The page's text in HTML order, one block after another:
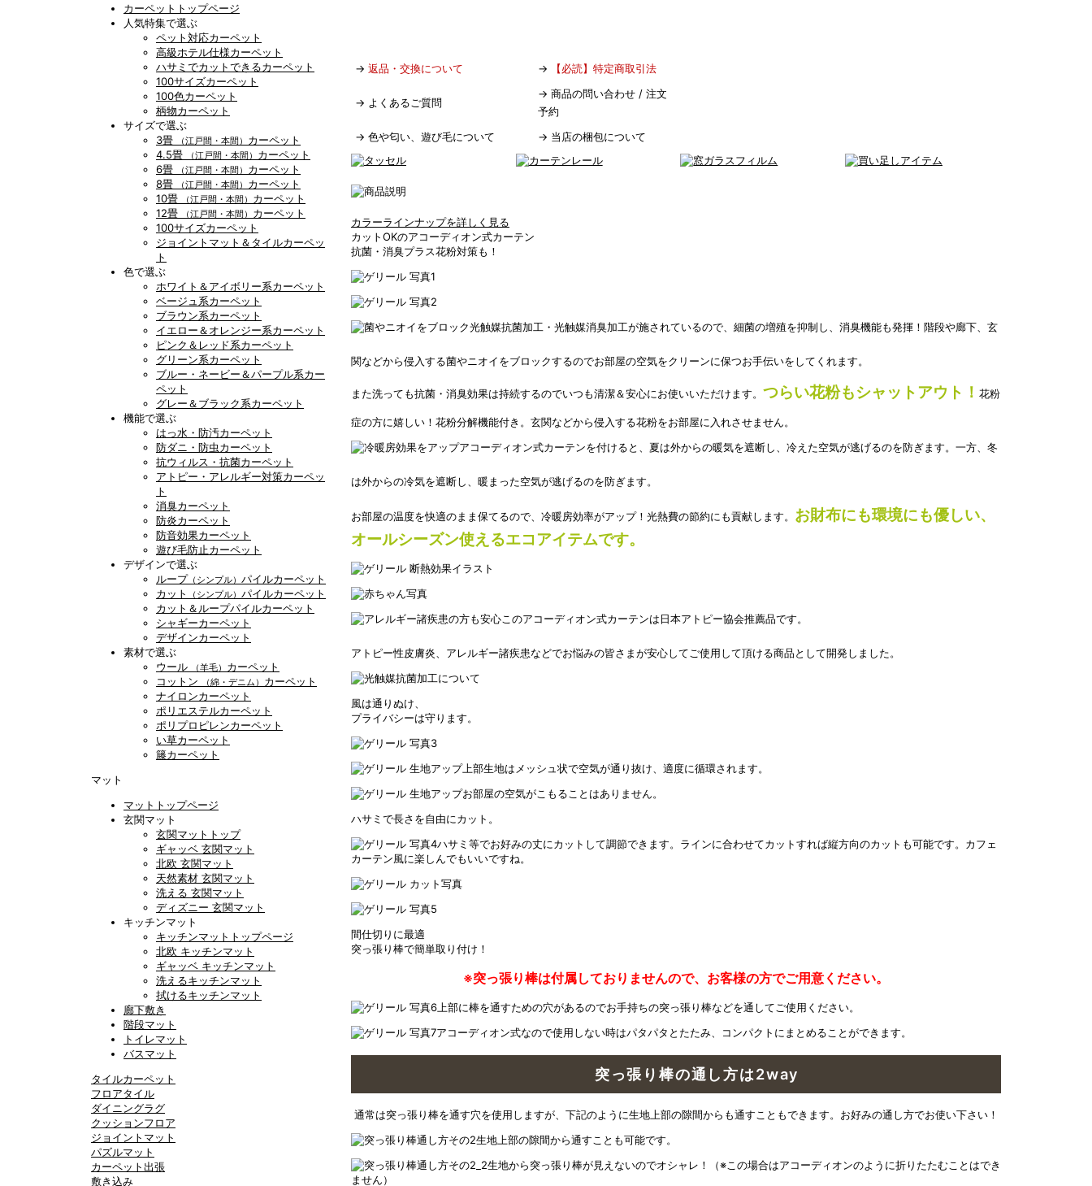
カーペットトップページ
人気特集で選ぶ
ペット対応カーペット
高級ホテル仕様カーペット
ハサミでカットできるカーペット
100サイズカーペット
100色カーペット
柄物カーペット
サイズで選ぶ
3畳
（江戸間・本間） カーペット
4.5畳
（江戸間・本間） カーペット
6畳
（江戸間・本間） カーペット
8畳
（江戸間・本間） カーペット
10畳
（江戸間・本間） カーペット
12畳
（江戸間・本間） カーペット
100サイズカーペット
ジョイントマット＆タイルカーペッ
ト
色で選ぶ
ホワイト＆アイボリー系カーペット
ベージュ系カーペット
ブラウン系カーペット
イエロー＆オレンジー系カーペット
ピンク＆レッド系カーペット
グリーン系カーペット
ブルー・ネービー＆パープル系カー
ペット
グレー＆ブラック系カーペット
機能で選ぶ
はっ水・防汚カーペット
防ダニ・防虫カーペット
抗ウィルス・抗菌カーペット
アトピー・アレルギー対策カーペッ
ト
消臭カーペット
防炎カーペット
防音効果カーペット
遊び毛防止カーペット
デザインで選ぶ
ループ （シンプル） パイルカーペット
カット
（シンプル） パイルカーペット
カット＆ループパイルカーペット
シャギーカーペット
デザインカーペット
素材で選ぶ
ウール
（羊毛） カーペット
コットン
（綿・デニム） カーペット
ナイロンカーペット
ポリエステルカーペット
ポリプロピレンカーペット
い草カーペット
籐カーペット
マット
マットトップページ
玄関マット
玄関マットトップ
ギャッベ 玄関マット
北欧 玄関マット
天然素材 玄関マット
洗える 玄関マット
ディズニー 玄関マット
キッチンマット
キッチンマットトップページ
北欧 キッチンマット
ギャッベ キッチンマット
洗えるキッチンマット
拭けるキッチンマット
廊下敷き
階段マット
トイレマット
バスマット
タイルカーペット
フロアタイル
ダイニングラグ
クッションフロア
ジョイントマット
パズルマット
カーペット出張
敷き込み
→ 返品・交換について → 【必読】特定商取引法
→ よくあるご質問
→ 商品の問い合わせ / 注文
予約
→ 色や匂い、遊び毛について → 当店の梱包について
カラーラインナップを詳しく見る
カットOKのアコーディオン式カーテン
抗菌・消臭プラス花粉対策も！
光触媒抗菌加工・光触媒消臭加工が施されているので、細菌の増殖を抑制し、消臭機能も発揮！階段や廊下、玄
関などから侵入する菌やニオイをブロックするのでお部屋の空気をクリーンに保つお手伝いをしてくれます。
また洗っても抗菌・消臭効果は持続するのでいつも清潔＆安心にお使いいただけます。 つらい花粉もシャットアウト！ 花粉
症の方に嬉しい！花粉分解機能付き。玄関などから侵入する花粉をお部屋に入れさせません。
アコーディオン式カーテンを付けると、夏は外からの暖気を遮断し、冷えた空気が逃げるのを防ぎます。一方、冬
は外からの冷気を遮断し、暖まった空気が逃げるのを防ぎます。
お部屋の温度を快適のまま保てるので、冷暖房効率がアップ！光熱費の節約にも貢献します。 お財布にも環境にも優しい、
オールシーズン使えるエコアイテムです。
このアコーディオン式カーテンは日本アトピー協会推薦品です。
アトピー性皮膚炎、アレルギー諸疾患などでお悩みの皆さまが安心してご使用して頂ける商品として開発しました。
風は通りぬけ、
プライバシーは守ります。
上部生地はメッシュ状で空気が通り抜け、適度に循環されます。
お部屋の空気がこもることはありません。
ハサミで長さを自由にカット。
ハサミ等でお好みの丈にカットして調節できます。ラインに合わせてカットすれば縦方向のカットも可能です。カフェ
カーテン風に楽しんでもいいですね。
間仕切りに最適
突っ張り棒で簡単取り付け！
※突っ張り棒は付属しておりませんので、お客様の方でご用意ください。
上部に棒を通すための穴があるのでお手持ちの突っ張り棒などを通してご使用ください。
アコーディオン式なので使用しない時はパタパタとたたみ、コンパクトにまとめることができます。
突っ張り棒の通し方は2way
通常は突っ張り棒を通す穴を使用しますが、下記のように生地上部の隙間からも通すこともできます。お好みの通し方でお使い下さい！
生地上部の隙間から通すことも可能です。
生地から突っ張り棒が見えないのでオシャレ！（※この場合はアコーディオンのように折りたたむことはでき
ません）